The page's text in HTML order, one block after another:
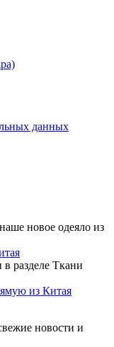
данных
новое одеяло из
разделе Ткани
из Китая
новости и